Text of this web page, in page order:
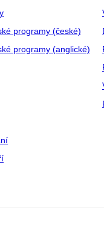
programy (české)
programy (anglické)